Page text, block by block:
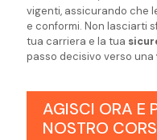
vigenti, assicurando che
e conformi. Non lasciarti
tua carriera e la tua
passo decisivo verso una
AGISCI ORA E
NOSTRO